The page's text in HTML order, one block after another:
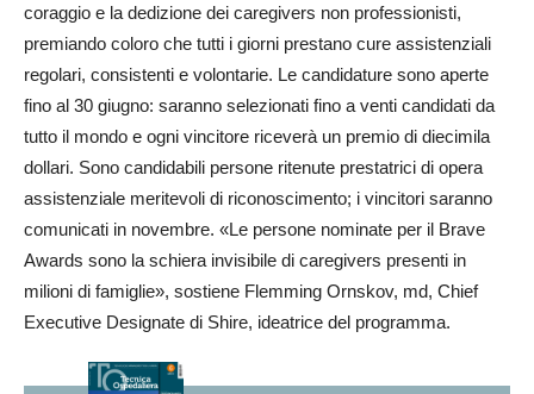
coraggio e la dedizione dei caregivers non professionisti,
premiando coloro che tutti i giorni prestano cure assistenziali
regolari, consistenti e volontarie. Le candidature sono aperte
fino al 30 giugno: saranno selezionati fino a venti candidati da
tutto il mondo e ogni vincitore riceverà un premio di diecimila
dollari. Sono candidabili persone ritenute prestatrici di opera
assistenziale meritevoli di riconoscimento; i vincitori saranno
comunicati in novembre. «Le persone nominate per il Brave
Awards sono la schiera invisibile di caregivers presenti in
milioni di famiglie», sostiene Flemming Ornskov, md, Chief
Executive Designate di Shire, ideatrice del programma.